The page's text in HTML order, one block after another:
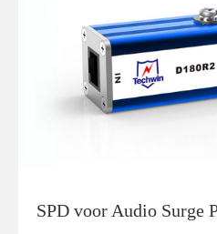
SPD voor Audio Surge